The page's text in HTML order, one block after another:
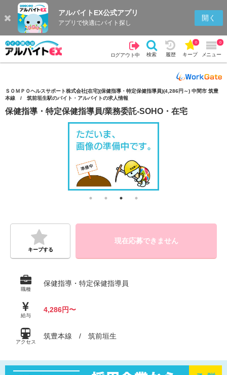
アルバイトEX公式アプリ
アプリで快適にバイト探し
開く
ログアウト中 検索 履歴 キープ
0
メニュー
0
検索 履歴
ＳＯＭＰＯヘルスサポート株式会社[在宅](保健指導・特定保健指導員)(4,286円～) 中間市 筑豊
本線 / 筑前垣生駅のバイト・アルバイトの求人情報
保健指導・特定保健指導員/業務委託-SOHO・在宅
キープする
現在応募できません
職種
保健指導・特定保健指導員
給与
4,286円〜
アクセス
筑豊本線 / 筑前垣生